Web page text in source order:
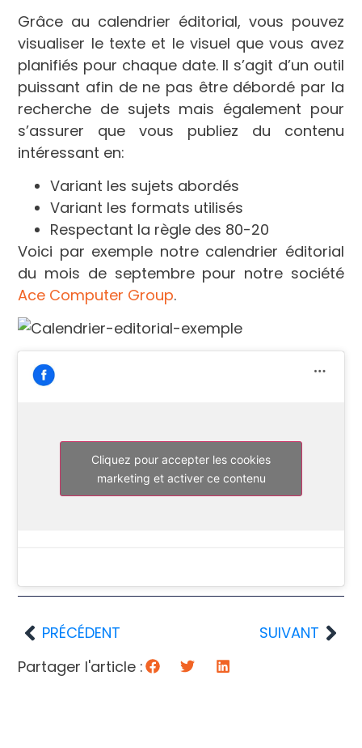
Grâce au calendrier éditorial, vous pouvez
visualiser le texte et le visuel que vous avez
planifiés pour chaque date. Il s’agit d’un outil
puissant afin de ne pas être débordé par la
recherche de sujets mais également pour
s’assurer que vous publiez du contenu
intéressant en:
Variant les sujets abordés
Variant les formats utilisés
Respectant la règle des 80-20
Voici par exemple notre calendrier éditorial
du mois de septembre pour notre société
Ace Computer Group.
Cliquez pour accepter les cookies
marketing et activer ce contenu
PRÉCÉDENT
SUIVANT
Partager l'article :